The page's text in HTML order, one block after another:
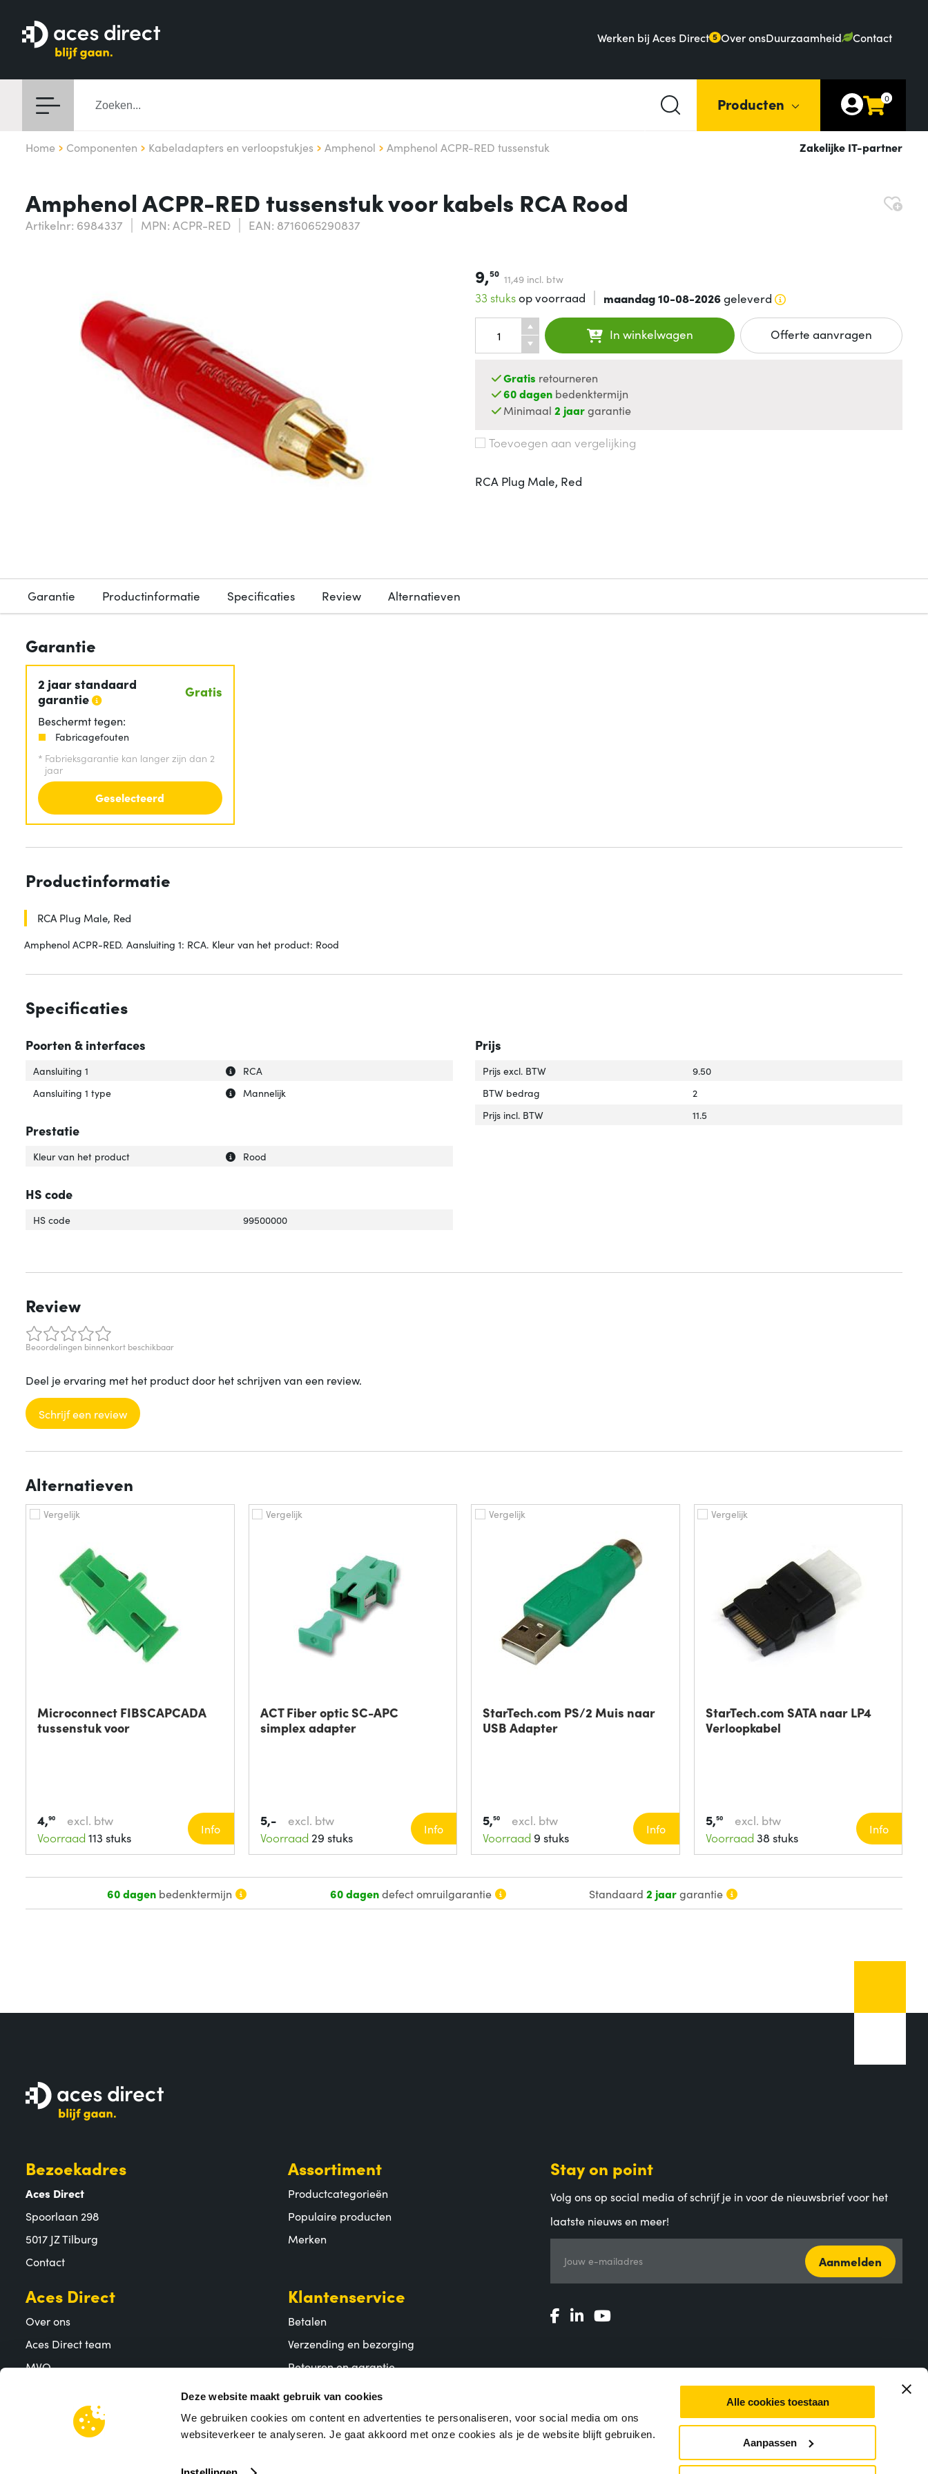
Deze website maakt gebruik van cookies
We gebruiken cookies om content en advertenties te personaliseren, voor social media om ons
websiteverkeer te analyseren. Je gaat akkoord met onze cookies als je de website blijft gebruiken.
Alle cookies toestaan
Aanpassen
Werken bij Aces Direct 5 Over onsDuurzaamheid Contact
Producten 0
Home Componenten Kabeladapters en verloopstukjes Amphenol Amphenol ACPR-RED tussenstuk Zakelijke IT-partner
Amphenol ACPR-RED tussenstuk voor kabels RCA Rood
Artikelnr: 6984337 MPN: ACPR-RED EAN: 8716065290837
9,50 11,49 incl. btw
33 stuksop voorraad maandag 10-08-2026geleverd
In winkelwagen Offerte aanvragen
Gratis retourneren
60 dagen bedenktermijn
Minimaal2 jaargarantie
Toevoegen aan vergelijking
RCA Plug Male, Red
Garantie Productinformatie Specificaties Review Alternatieven
Garantie
2 jaar standaard
garantie
Gratis
Beschermt tegen:
Fabricagefouten
* Fabrieksgarantie kan langer zijn dan 2
jaar
Geselecteerd
Productinformatie
RCA Plug Male, Red
Amphenol ACPR-RED. Aansluiting 1: RCA. Kleur van het product: Rood
Specificaties
Poorten & interfaces
Uitleg over 'Aansluiting 1'
Verberg uitleg over 'Aansluiting 1'
Aansluiting 1
RCA
Uitleg over 'Aansluiting 1 type'
Verberg uitleg over 'Aansluiting 1 type'
Aansluiting 1 type Mannelijk
Prestatie
Uitleg over 'Kleur van het product'
Verberg uitleg over 'Kleur van het product'
Kleur van het product Rood
HS code
HS code 99500000
Prijs
Prijs excl. BTW
9.50
BTW bedrag
2
Prijs incl. BTW
11.5
Review
Beoordelingen binnenkort beschikbaar
Deel je ervaring met het product door het schrijven van een review.
Schrijf een review
Alternatieven
Vergelijk
Microconnect FIBSCAPCADA
tussenstuk voor
4,90
excl. btw
Voorraad 113 stuks
Info
Vergelijk
ACT Fiber optic SC-APC
simplex adapter
5,-
excl. btw
Voorraad 29 stuks
Info
Vergelijk
StarTech.com PS/2 Muis naar
USB Adapter
5,50
excl. btw
Voorraad 9 stuks
Info
Vergelijk
StarTech.com SATA naar LP4
Verloopkabel
5,50
excl. btw
Voorraad 38 stuks
Info
60 dagenbedenktermijn 60 dagendefect omruilgarantie Standaard2 jaargarantie
Bezoekadres
Aces Direct
Spoorlaan 298
5017 JZ Tilburg
Contact
Assortiment
Productcategorieën
Populaire producten
Merken
Aces Direct
Over ons
Aces Direct team
MVO
Klantenservice
Betalen
Verzending en bezorging
Retouren en garantie
Veelgestelde vragen
Stay on point
Volg ons op social media of schrijf je in voor de nieuwsbrief voor het
laatste nieuws en meer!
Jouw e-mailadres Aanmelden